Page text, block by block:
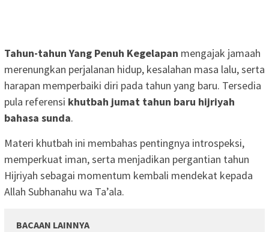
Tahun-tahun Yang Penuh Kegelapan mengajak jamaah
merenungkan perjalanan hidup, kesalahan masa lalu, serta
harapan memperbaiki diri pada tahun yang baru. Tersedia
pula referensi khutbah jumat tahun baru hijriyah
bahasa sunda.
Materi khutbah ini membahas pentingnya introspeksi,
memperkuat iman, serta menjadikan pergantian tahun
Hijriyah sebagai momentum kembali mendekat kepada
Allah Subhanahu wa Ta’ala.
BACAAN LAINNYA